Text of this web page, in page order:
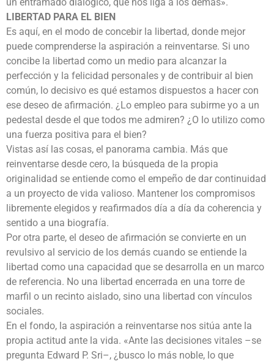
LIBERTAD PARA EL BIEN
Es aquí, en el modo de concebir la libertad, donde mejor
puede comprenderse la aspiración a reinventarse. Si uno
concibe la libertad como un medio para alcanzar la
perfección y la felicidad personales y de contribuir al bien
común, lo decisivo es qué estamos dispuestos a hacer con
ese deseo de afirmación. ¿Lo empleo para subirme yo a un
pedestal desde el que todos me admiren? ¿O lo utilizo como
una fuerza positiva para el bien?
Vistas así las cosas, el panorama cambia. Más que
reinventarse desde cero, la búsqueda de la propia
originalidad se entiende como el empeño de dar continuidad
a un proyecto de vida valioso. Mantener los compromisos
libremente elegidos y reafirmados día a día da coherencia y
sentido a una biografía.
Por otra parte, el deseo de afirmación se convierte en un
revulsivo al servicio de los demás cuando se entiende la
libertad como una capacidad que se desarrolla en un marco
de referencia. No una libertad encerrada en una torre de
marfil o un recinto aislado, sino una libertad con vínculos
sociales.
En el fondo, la aspiración a reinventarse nos sitúa ante la
propia actitud ante la vida. «Ante las decisiones vitales –se
pregunta Edward P. Sri–, ¿busco lo más noble, lo que